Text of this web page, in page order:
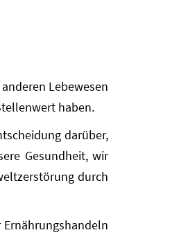
Lebewesen
haben.
darüber,
Gesundheit, wir
durch